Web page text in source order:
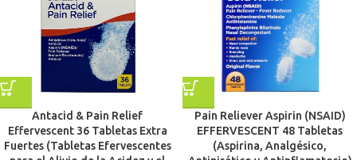
Antacid & Pain Relief
Effervescent 36 Tabletas Extra
Fuertes (Tabletas Efervescentes
Pain Reliever Aspirin (NSAID)
EFFERVESCENT 48 Tabletas
(Aspirina, Analgésico,